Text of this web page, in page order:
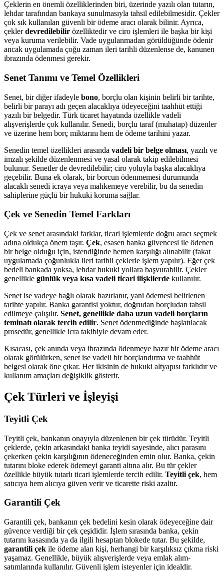
Çeklerin en önemli özelliklerinden biri, üzerinde yazılı olan tutarın,
lehdar tarafından bankaya sunulmasıyla tahsil edilebilmesidir. Çekler
çok sık kullanılan güvenli bir ödeme aracı olarak bilinir. Ayrıca,
çeklerdevredilebilir özelliktedir ve ciro işlemleri ile başka bir kişi
veya kuruma verilebilir. Vade uygulanmadan görüldüğünde ödenir
ancak uygulamada çoğu zaman ileri tarihli düzenlense de, kanunen
ibrazında ödenmesi gerekir.
Senet Tanımı ve Temel Özellikleri
Senet, bir diğer ifadeyle bono, borçlu olan kişinin belirli bir tarihte,
belirli bir parayı adı geçen alacaklıya ödeyeceğini taahhüt ettiği
yazılı bir belgedir. Türk ticaret hayatında özellikle vadeli
alışverişlerde çok kullanılır. Senedi, borçlu taraf (muhatap) düzenler
ve üzerine hem borç miktarını hem de ödeme tarihini yazar.
Senedin temel özellikleri arasında vadeli bir belge olması, yazılı ve
imzalı şekilde düzenlenmesi ve yasal olarak takip edilebilmesi
bulunur. Senetler de devredilebilir; ciro yoluyla başka alacaklıya
geçebilir. Buna ek olarak, bir borcun ödenmemesi durumunda
alacaklı senedi icraya veya mahkemeye verebilir, bu da senedin
sahiplerine güçlü bir hukuki koruma sağlar.
Çek ve Senedin Temel Farkları
Çek ve senet arasındaki farklar, ticari işlemlerde doğru aracı seçmek
adına oldukça önem taşır. Çek, esasen banka güvencesi ile ödenen
bir belge olduğu için, istendiğinde hemen karşılığı alınabilir (fakat
uygulamada çoğunlukla ileri tarihli çeklerle işlem yapılır). Eğer çek
bedeli bankada yoksa, lehdar hukuki yollara başvurabilir. Çekler
genellikle günlük veya kısa vadeli ticari ilişkilerde kullanılır.
Senet ise vadeye bağlı olarak hazırlanır, yani ödemesi belirlenen
tarihte yapılır. Banka garantisi yoktur, doğrudan borçludan tahsil
edilmeye çalışılır. Senet, genellikle daha uzun vadeli borçların
teminatı olarak tercih edilir. Senet ödenmediğinde başlatılacak
prosedür, genellikle icra takibiyle devam eder.
Kısacası, çek anında veya ibrazında ödenmeye hazır bir ödeme aracı
olarak görülürken, senet ise vadeli bir borçlandırma ve taahhüt
belgesi olarak öne çıkar. Her ikisinin de hukuki altyapısı farklıdır ve
kullanım amaçları değişiklik gösterir.
Çek Türleri ve İşleyişi
Teyitli Çek
Teyitli çek, bankanın onayıyla düzenlenen bir çek türüdür. Teyitli
çeklerde, çekin arkasındaki banka teyidi sayesinde, alıcı parasını
çekerken çekin karşılığının ödeneceğinden emin olur. Banka, çekin
tutarını bloke ederek ödemeyi garanti altına alır. Bu tür çekler
özellikle büyük tutarlı ticari işlemlerde tercih edilir. Teyitli çek, hem
satıcıya hem alıcıya güven verir ve ticarette riski azaltır.
Garantili Çek
Garantili çek, bankanın çek bedelini kesin olarak ödeyeceğine dair
güvence verdiği bir çek çeşididir. İşlem sırasında banka, çekin
tutarını kasasında ya da ilgili hesaptan blokede tutar. Bu şekilde,
garantili çek ile ödeme alan kişi, herhangi bir karşılıksız çıkma riski
yaşamaz. Genellikle, büyük alışverişlerde veya emlak alım-
satımlarında kullanılır. Güvenli işlem isteyenler için idealdir.